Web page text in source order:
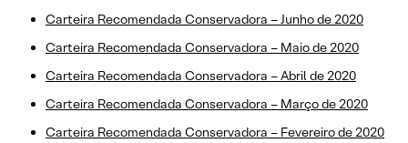
Carteira Recomendada Conservadora – Junho de 2020
Carteira Recomendada Conservadora – Maio de 2020
Carteira Recomendada Conservadora – Abril de 2020
Carteira Recomendada Conservadora – Março de 2020
Carteira Recomendada Conservadora – Fevereiro de 2020